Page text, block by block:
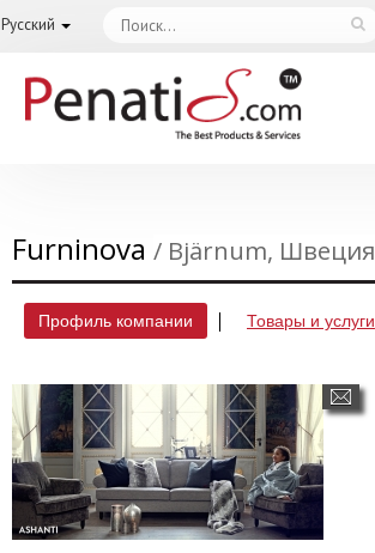
Русский
Furninova / Bjärnum, Швеция
Профиль компании Товары и услуги